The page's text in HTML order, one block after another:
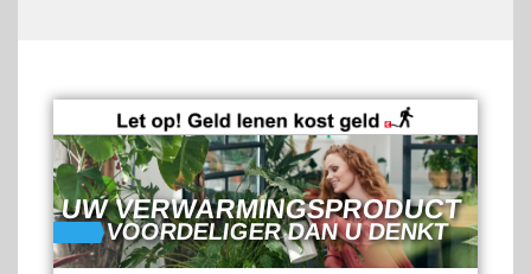
UW VERWARMINGSPRODUCT
VOORDELIGER DAN U DENKT